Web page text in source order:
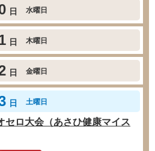
日 水曜日
日 木曜日
日 金曜日
日 土曜日
セロ大会（あさひ健康マイス